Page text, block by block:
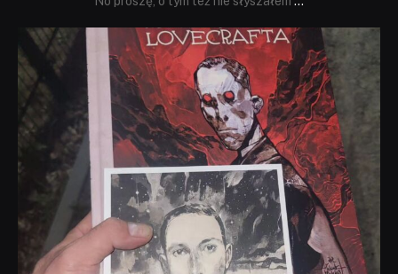
dobryhorror
Wrz 19